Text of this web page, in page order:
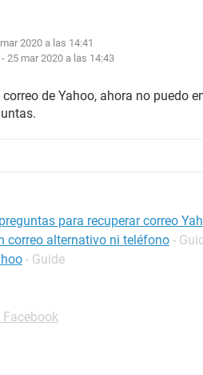
2020 a las 14:41
- 25 mar 2020 a las 14:43
de Yahoo, ahora no puedo
para recuperar correo
correo alternativo ni teléfono -
- Guide
Facebook